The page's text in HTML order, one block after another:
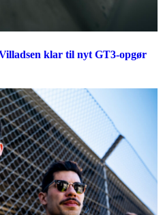
klar til nyt GT3-opgør